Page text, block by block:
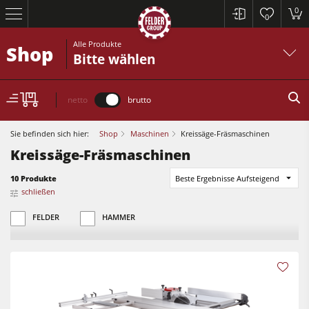
0
0
Kreissägen und Formatkreissägen
Kreissäge-Fräsmaschinen
Hobelmaschinen
Shop Alle Produkte
Bitte wählen
netto brutto
Sie befinden sich hier: Shop Maschinen Kreissäge-Fräsmaschinen
Kreissäge-Fräsmaschinen
10 Produkte
Beste Ergebnisse Aufsteigend
schließen
FELDER HAMMER